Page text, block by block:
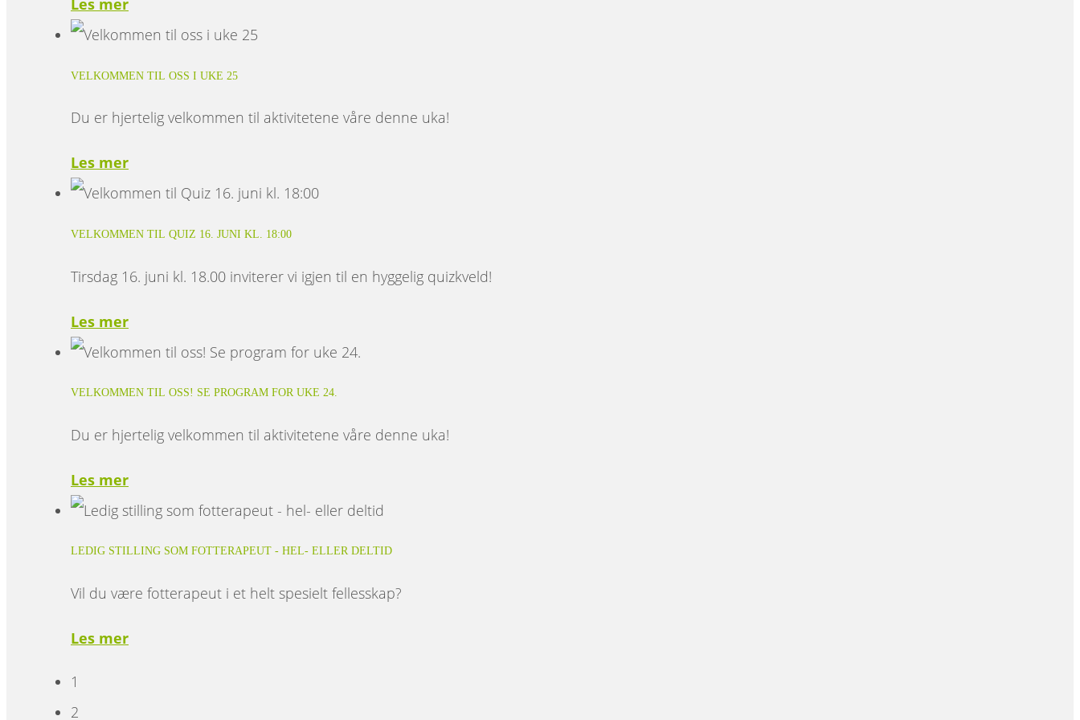
Les mer
VELKOMMEN TIL OSS I UKE 25
Du er hjertelig velkommen til aktivitetene våre denne uka!
Les mer
VELKOMMEN TIL QUIZ 16. JUNI KL. 18:00
Tirsdag 16. juni kl. 18.00 inviterer vi igjen til en hyggelig quizkveld!
Les mer
VELKOMMEN TIL OSS! SE PROGRAM FOR UKE 24.
Du er hjertelig velkommen til aktivitetene våre denne uka!
Les mer
LEDIG STILLING SOM FOTTERAPEUT - HEL- ELLER DELTID
Vil du være fotterapeut i et helt spesielt fellesskap?
Les mer
1
2